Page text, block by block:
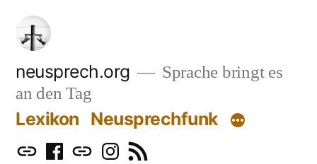
Zum
Inhalt
springen
neusprech.org
Sprache bringt es
an den Tag
Lexikon Neusprechfunk
MastodonFacebook
BlueskyInstagram
RSS